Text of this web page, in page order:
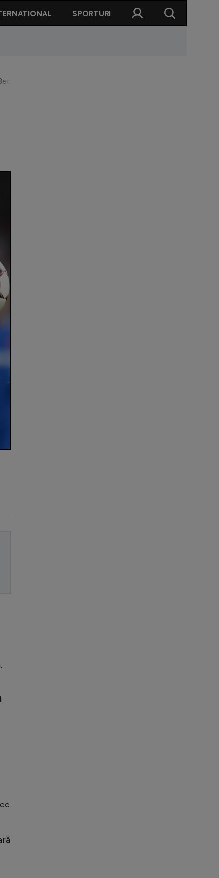
SPORTURI
pentru Olaru: ”Jumătate tot merită”